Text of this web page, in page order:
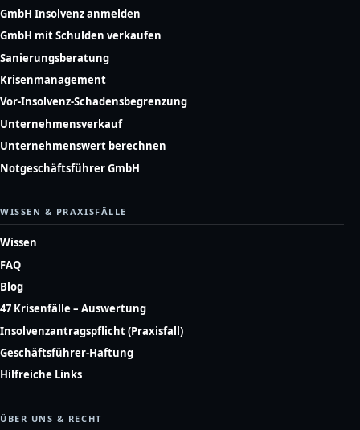
GmbH Insolvenz anmelden
GmbH mit Schulden verkaufen
Sanierungsberatung
Krisenmanagement
Vor-Insolvenz-Schadensbegrenzung
Unternehmensverkauf
Unternehmenswert berechnen
Notgeschäftsführer GmbH
WISSEN & PRAXISFÄLLE
Wissen
FAQ
Blog
47 Krisenfälle – Auswertung
Insolvenzantragspflicht (Praxisfall)
Geschäftsführer-Haftung
Hilfreiche Links
ÜBER UNS & RECHT